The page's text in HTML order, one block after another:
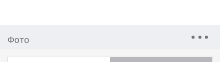
Фото